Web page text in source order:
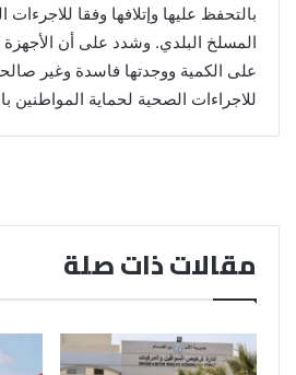
بالتحفظ عليها وإتلافها وفقا
المسلخ البلدي. وشدد على أن
على الكمية ووجدتها فاسدة وغير
للاجراءات الصحية لحماية المواطنين
مقالات ذات صلة